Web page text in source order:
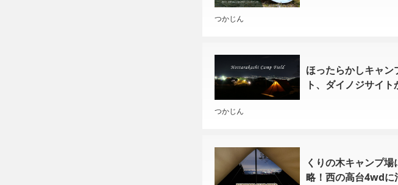
つかじん
ほったらかしキャ
ト、ダイノジサイト
つかじん
くりの木キャンプ
略！西の高台4wdに